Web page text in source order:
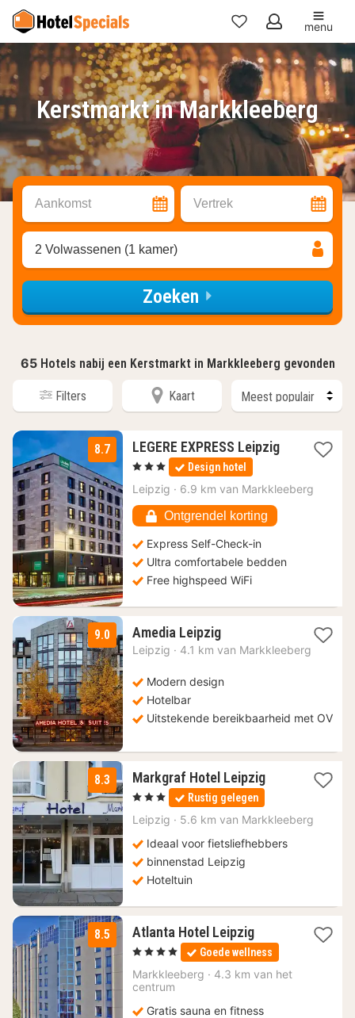
Mijn
favorieten
menu
Kerstmarkt in Markkleeberg
Aankomst Vertrek
2 Volwassenen (1 kamer)
Zoeken
65 Hotels nabij een Kerstmarkt in Markkleeberg gevonden
Filters Kaart
8.7 LEGERE EXPRESS Leipzig1
70,35
, 3 Sterren Design hotel
Leipzig · 6.9 km van Markkleeberg
Ontgrendel korting
Express Self-Check-in
Ultra comfortabele bedden
Free highspeed WiFi
9.0 Amedia Leipzig1
nacht
€
Leipzig · 4.1 km van Markkleeberg
Modern design
Hotelbar
Uitstekende bereikbaarheid met OV
8.3 Markgraf Hotel Leipzig1
nacht
vanaf
53,76
, 3 Sterren Rustig gelegen
Leipzig · 5.6 km van Markkleeberg
Ideaal voor fietsliefhebbers
binnenstad Leipzig
Hoteltuin
8.5 Atlanta Hotel Leipzig2
nachten
vanaf
69
, 4 Sterren Goede wellness
Markkleeberg · 4.3 km van het
centrum
Gratis sauna en fitness